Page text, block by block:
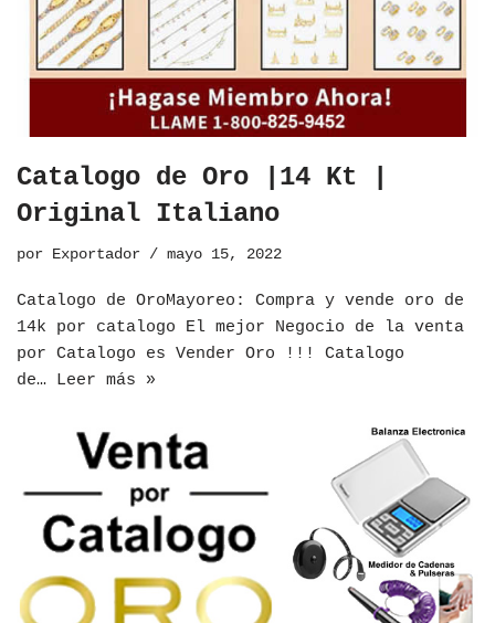
Catalogo de Oro |14 Kt |
Original Italiano
por Exportador mayo 15, 2022
​Catalogo de OroMayoreo: Compra y vende oro de
14k por catalogo El mejor Negocio de la venta
por Catalogo es Vender Oro !!! Catalogo
de… Leer más »